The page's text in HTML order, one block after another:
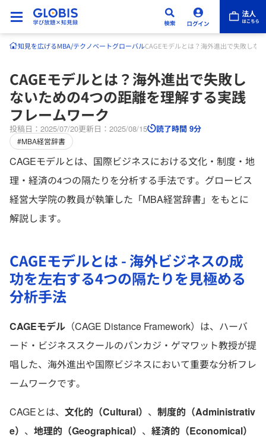
知見を広げるMBA/テクノベートグローバルCAGEモデルとは？海外進出で失敗しな
CAGEモデルとは？海外進出で失敗し
ないための4つの距離を理解する実践
フレームワーク
投稿日：2025/07/20更新日：2025/08/15 読了時間 9分
#MBA経営辞書
CAGEモデルとは、国際ビジネスにおける文化・制度・地
理・経済の4つの隔たりを分析する手法です。グロービス
経営大学院の教員が執筆した「MBA経営辞書」をもとに
解説します。
CAGEモデルとは - 海外ビジネスの成
功を左右する4つの隔たりを見極める
分析手法
CAGEモデル （CAGE Distance Framework）は、ハーバ
ード・ビジネススクールのパンカジ・ゲマワット教授が提
唱した、海外進出や国際ビジネスにおいて重要な分析フレ
ームワークです。
CAGEとは、 文化的（Cultural） 、 制度的（Administrativ
e） 、 地理的（Geographical） 、 経済的（Economical）